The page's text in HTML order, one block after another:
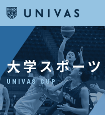
大学スポー
UNIVAS CUP